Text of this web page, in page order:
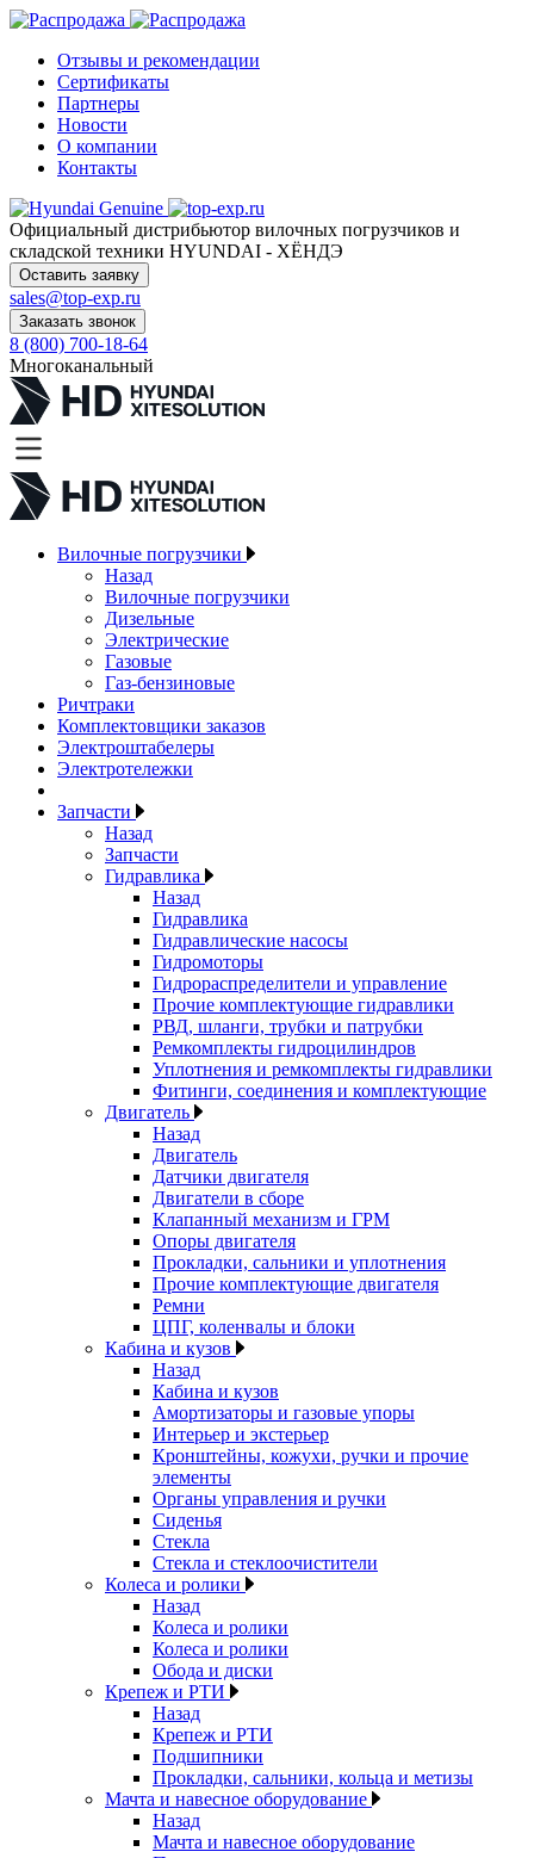
Отзывы и рекомендации
Сертификаты
Партнеры
Новости
О компании
Контакты
Официальный дистрибьютор вилочных погрузчиков и
складской техники HYUNDAI - ХЁНДЭ
Оставить заявку
sales@top-exp.ru
Заказать звонок
8 (800) 700-18-64
Многоканальный
Вилочные погрузчики
Назад
Вилочные погрузчики
Дизельные
Электрические
Газовые
Газ-бензиновые
Ричтраки
Комплектовщики заказов
Электроштабелеры
Электротележки
Запчасти
Назад
Запчасти
Гидравлика
Назад
Гидравлика
Гидравлические насосы
Гидромоторы
Гидрораспределители и управление
Прочие комплектующие гидравлики
РВД, шланги, трубки и патрубки
Ремкомплекты гидроцилиндров
Уплотнения и ремкомплекты гидравлики
Фитинги, соединения и комплектующие
Двигатель
Назад
Двигатель
Датчики двигателя
Двигатели в сборе
Клапанный механизм и ГРМ
Опоры двигателя
Прокладки, сальники и уплотнения
Прочие комплектующие двигателя
Ремни
ЦПГ, коленвалы и блоки
Кабина и кузов
Назад
Кабина и кузов
Амортизаторы и газовые упоры
Интерьер и экстерьер
Кронштейны, кожухи, ручки и прочие
элементы
Органы управления и ручки
Сиденья
Стекла
Стекла и стеклоочистители
Колеса и ролики
Назад
Колеса и ролики
Колеса и ролики
Обода и диски
Крепеж и РТИ
Назад
Крепеж и РТИ
Подшипники
Прокладки, сальники, кольца и метизы
Мачта и навесное оборудование
Назад
Мачта и навесное оборудование